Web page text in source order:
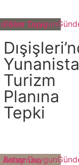
Bahar Duygun
Turizm
Planına
Tepki
Bahar Duygun